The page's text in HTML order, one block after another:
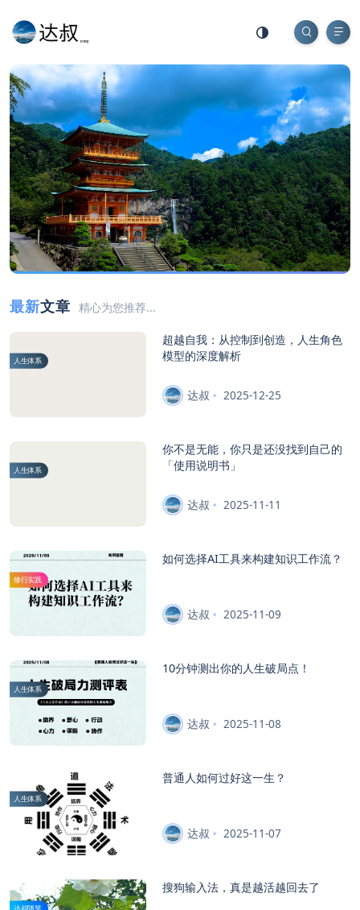
最新文章 精心为您推荐...
人生体系
超越自我：从控制到创造，人生角色
模型的深度解析
达叔 2025-12-25
人生体系
你不是无能，你只是还没找到自己的
「使用说明书」
达叔 2025-11-11
修行实践
如何选择AI工具来构建知识工作流？
达叔 2025-11-09
人生体系
10分钟测出你的人生破局点！
达叔 2025-11-08
人生体系
普通人如何过好这一生？
达叔 2025-11-07
搜狗输入法，真是越活越回去了